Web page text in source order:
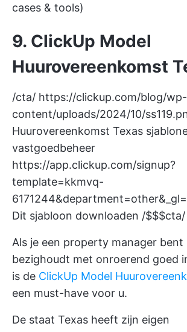
cases & tools)
9. ClickUp Model
Huurovereenkomst
/cta/ https://clickup.com/blog/wp-
content/uploads/2024/10/
Huurovereenkomst Texas
vastgoedbeheer
https://app.clickup.com/signup?
template=kkmvq-
Dit sjabloon downloaden /$$$cta/
Als je een property manager bent
bezighoudt met onroerend goed
is de ClickUp Model
een must-have voor u.
De staat Texas heeft zijn eigen